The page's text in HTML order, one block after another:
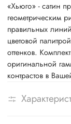
«Хьюго» - сатин
геометрическим
правильных
цветовой
оттенков.
оригинальной
контрастов в